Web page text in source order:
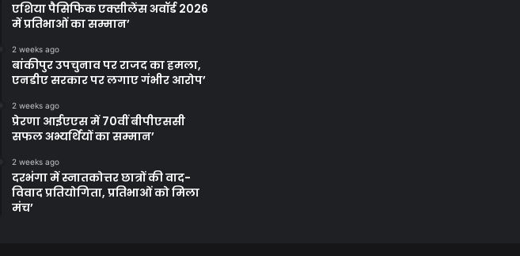
एशिया पैसिफिक एक्सीलेंस अवॉर्ड 2026
में प्रतिभाओं का सम्मान’
2 weeks ago
बांकीपुर उपचुनाव पर राजद का हमला,
एनडीए सरकार पर लगाए गंभीर आरोप’
2 weeks ago
प्रेरणा आईएएस में 70वीं बीपीएससी
सफल अभ्यर्थियों का सम्मान’
2 weeks ago
दरभंगा में स्नातकोत्तर छात्रों की वाद-
विवाद प्रतियोगिता, प्रतिभाओं को मिला
मंच’